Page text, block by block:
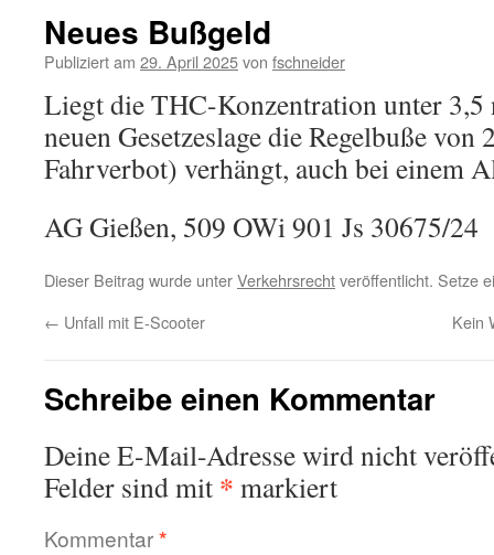
Neues Bußgeld
Publiziert am 29. April 2025von fschneider
Liegt die THC-Konzentration unter
neuen Gesetzeslage die Regelbuße von
Fahrverbot) verhängt, auch bei einem
AG Gießen, 509 OWi 901 Js 30675/24
Dieser Beitrag wurde unterVerkehrsrechtveröffentlicht. Setze
← Unfall mit E-Scooter Kein
Schreibe einen Kommentar
Deine E-Mail-Adresse wird nicht
Felder sind mit * markiert
Kommentar*